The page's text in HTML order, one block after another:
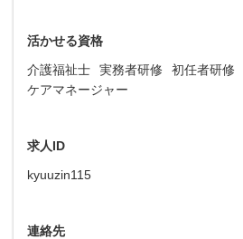
活かせる資格
介護福祉士
実務者研修 初任者研修
ケアマネージャー
求人ID
kyuuzin115
連絡先